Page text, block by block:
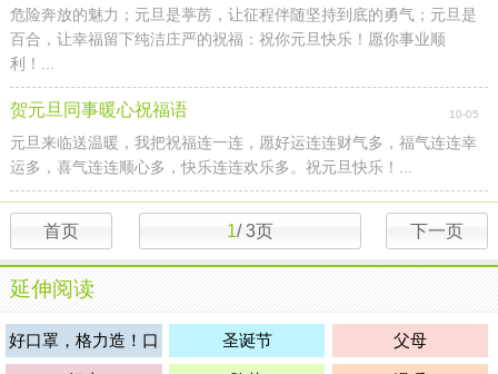
危险奔放的魅力；元旦是葶苈，让征程伴随坚持到底的勇气；元旦是
百合，让幸福留下纯洁庄严的祝福：祝你元旦快乐！愿你事业顺
利！...
贺元旦同事暖心祝福语 10-05
元旦来临送温暖，我把祝福连一连，愿好运连连财气多，福气连连幸
运多，喜气连连顺心多，快乐连连欢乐多。祝元旦快乐！...
首页 1/3页 下一页
延伸阅读
好口罩，格力造！口
圣诞节 父母